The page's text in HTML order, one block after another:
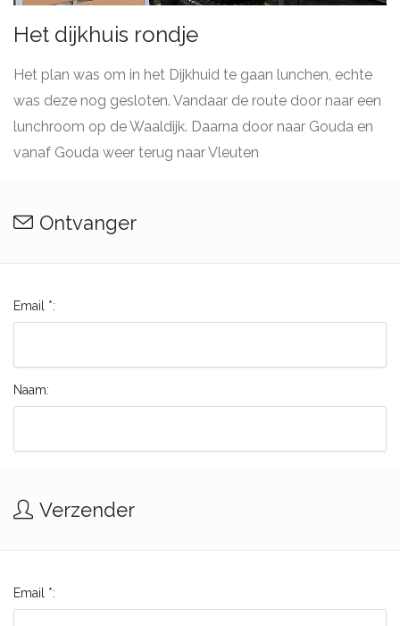
Het dijkhuis rondje
Het plan was om in het Dijkhuid te gaan lunchen, echte
was deze nog gesloten. Vandaar de route door naar een
lunchroom op de Waaldijk. Daarna door naar Gouda en
vanaf Gouda weer terug naar Vleuten
Ontvanger
Email *:
Naam:
Verzender
Email *: